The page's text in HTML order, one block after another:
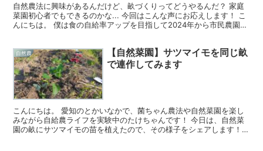
自然農法に興味があるんだけど、畝づくりってどうやるんだ？ 家庭
菜園初心者でもできるのかな... 今回はこんな声にお応えします！ こ
んにちは。 僕は食の自給率アップを目指して2024年から市民農園で
自然農
【自然菜園】サツマイモを同じ畝
で連作してみます
こんにちは。 愛知のとかいなかで、菌ちゃん農法や自然菜園を楽し
みながら自給農ライフを実験中のたけちゃんです！ 今日は、自然菜
園の畝にサツマイモの苗を植えたので、その様子をシェアします！